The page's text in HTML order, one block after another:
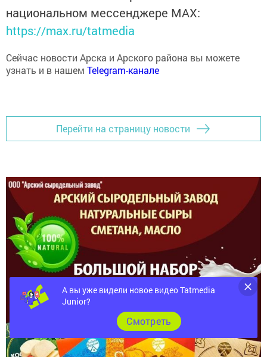
национальном мессенджере MАХ:
https://max.ru/tatmedia
Сейчас новости Арска и Арского района вы можете
узнать и в нашемTelegram-канале
Перейти на страницу новости
А вы уже видели новое видео Tatmedia
Junior?
Cмотреть